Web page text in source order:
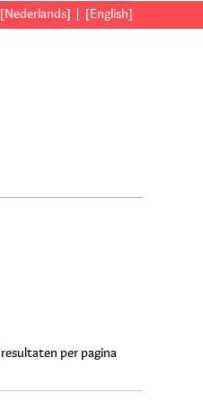
[Nederlands] [English]
resultaten per pagina